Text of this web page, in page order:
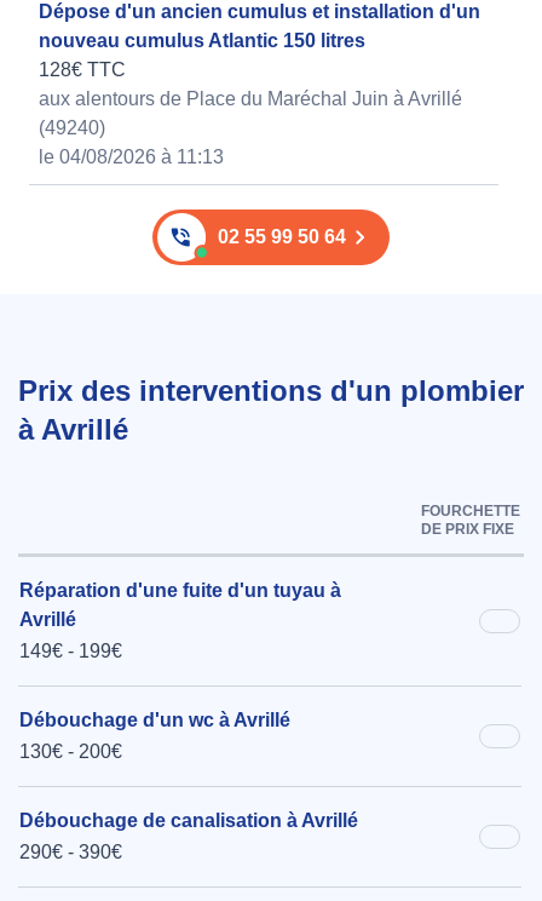
Dépose d'un ancien cumulus et installation d'un
nouveau cumulus Atlantic 150 litres
128€ TTC
aux alentours de Place du Maréchal Juin à Avrillé
(49240)
le 04/08/2026 à 11:13
02 55 99 50 64
Prix des interventions d'un plombier
à Avrillé
FOURCHETTE
DE PRIX FIXE
Réparation d'une fuite d'un tuyau à
Avrillé
149€ - 199€
Débouchage d'un wc à Avrillé
130€ - 200€
Débouchage de canalisation à Avrillé
290€ - 390€